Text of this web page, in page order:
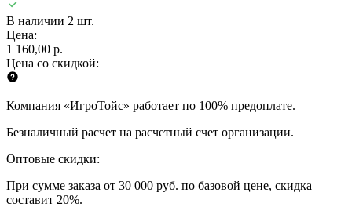
В наличии 2 шт.
Цена:
1 160,00 р.
Цена со скидкой:
Компания «ИгроТойс» работает по 100% предоплате.
Безналичный расчет на расчетный счет организации.
Оптовые скидки:
При сумме заказа от 30 000 руб. по базовой цене, скидка
составит 20%.